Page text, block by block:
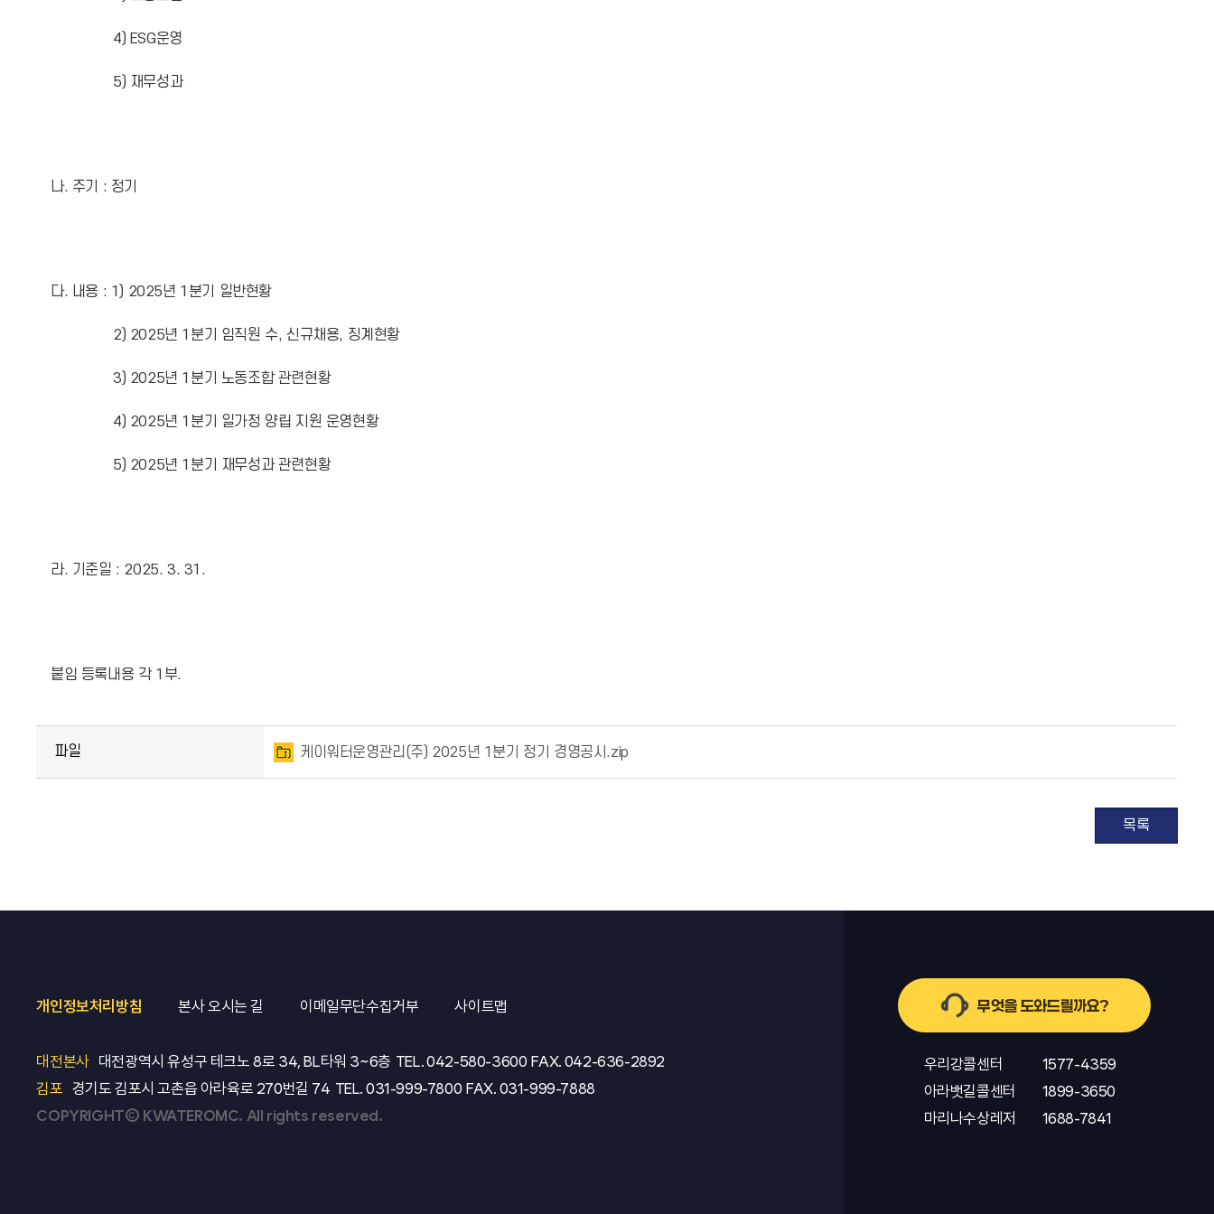
4) ESG운영
5) 재무성과
나. 주기 : 정기
다. 내용 : 1) 2025년 1분기 일반현황
2) 2025년 1분기 임직원 수, 신규채용, 징계현황
3) 2025년 1분기 노동조합 관련현황
4) 2025년 1분기 일가정 양립 지원 운영현황
5) 2025년 1분기 재무성과 관련현황
라. 기준일 : 2025. 3. 31.
붙임 등록내용 각 1부.
파일 케이워터운영관리(주) 2025년 1분기 정기 경영공시.zip
목록
개인정보처리방침 본사 오시는 길 이메일무단수집거부 사이트맵 무엇을 도와드릴까요?
우리강콜센터
1577-4359
아라뱃길콜센터
1899-3650
마리나수상레저
1688-7841
대전본사 대전광역시 유성구 테크노 8로 34, BL타워 3~6층 TEL.042-580-3600 FAX. 042-636-2892
김포 경기도 김포시 고촌읍 아라육로 270번길 74 TEL. 031-999-7800 FAX. 031-999-7888
COPYRIGHT© KWATEROMC. All rights reserved.